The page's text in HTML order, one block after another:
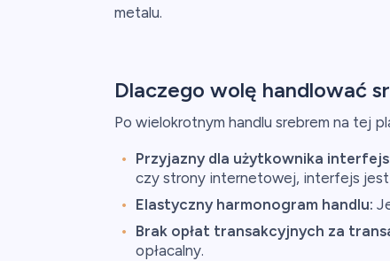
metalu.
Dlaczego wolę handlować
Po wielokrotnym handlu srebrem na tej
Przyjazny dla użytkownika
czy strony internetowej, interfejs
Elastyczny harmonogram handlu:
Brak opłat transakcyjnych za
opłacalny.